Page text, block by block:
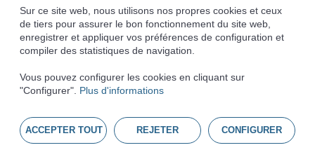
© 2026 BURDINOLA
Politique de cookies
Notice légale
Politique de confidentialité
Sur ce site web, nous utilisons nos propres cookies et ceux
de tiers pour assurer le bon fonctionnement du site web,
enregistrer et appliquer vos préférences de configuration et
compiler des statistiques de navigation.
Vous pouvez configurer les cookies en cliquant sur
"Configurer". Plus d'informations
ACCEPTER TOUT REJETER CONFIGURER